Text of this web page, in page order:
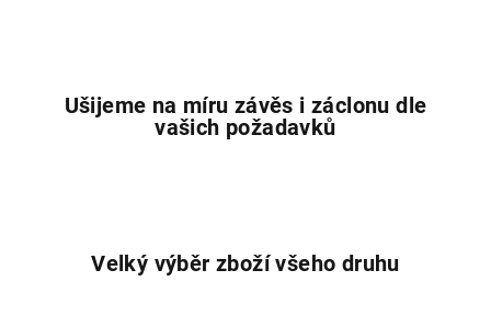
Ušijeme na míru závěs i záclonu dle
vašich požadavků
Velký výběr zboží všeho druhu